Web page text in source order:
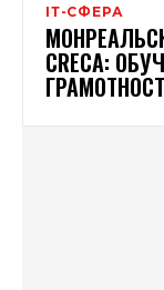
ІТ-СФЕРА
CRЕCA: